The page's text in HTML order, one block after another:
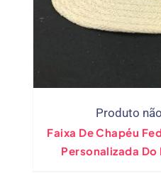
Produto
Faixa De Chapéu
Personalizada